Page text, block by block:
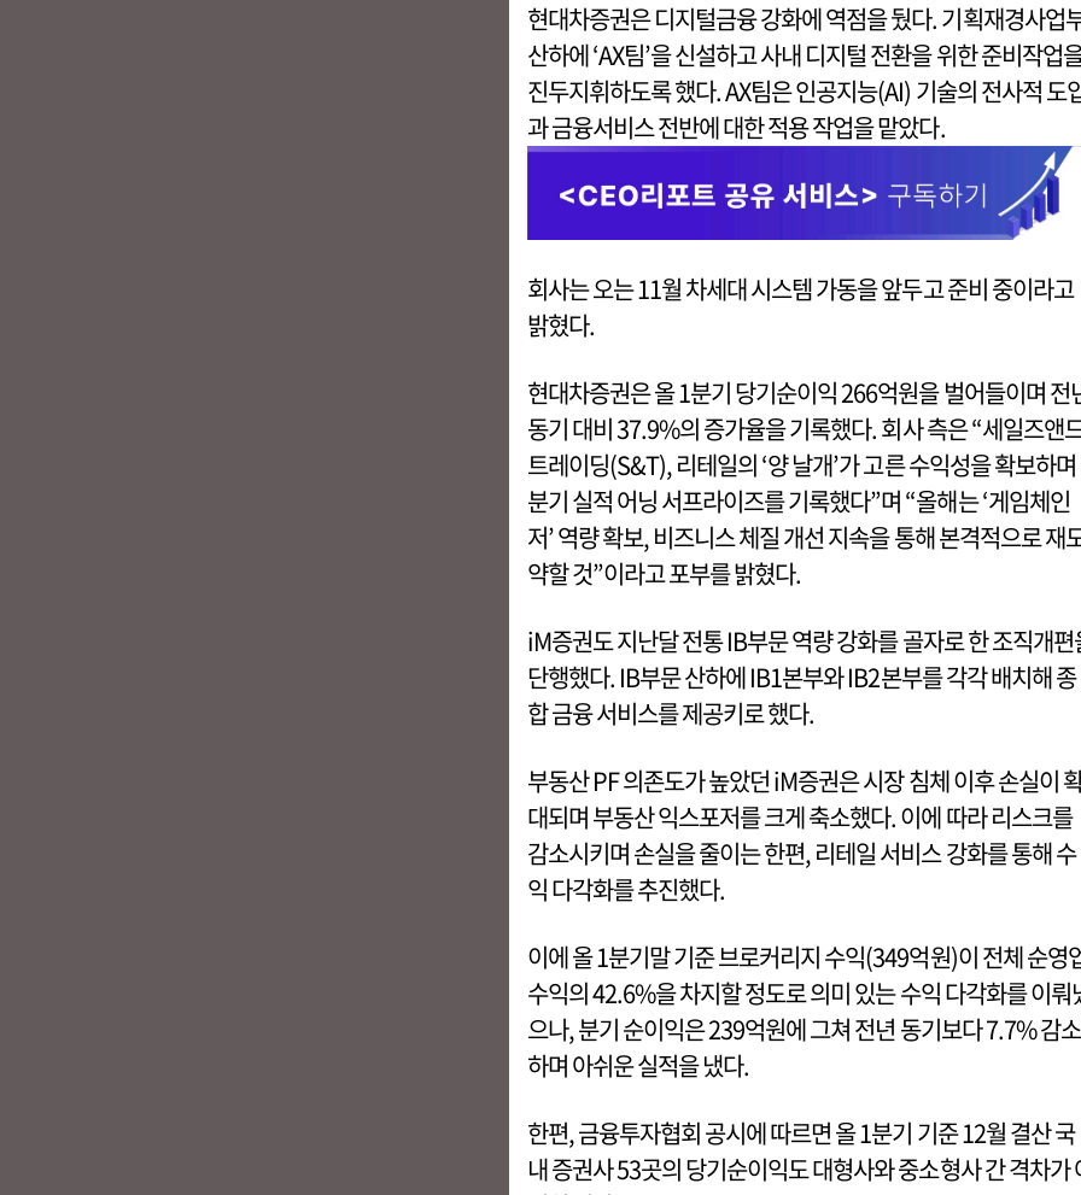
현대차증권은 디지털금융 강화에 역점을 뒀다. 기획재경사업
산하에 ‘AX팀’을 신설하고 사내 디지털 전환을 위한 준비작업
진두지휘하도록 했다. AX팀은 인공지능(AI) 기술의 전사적 도
과 금융서비스 전반에 대한 적용 작업을 맡았다.
회사는 오는 11월 차세대 시스템 가동을 앞두고 준비 중이라고
밝혔다.
현대차증권은 올 1분기 당기순이익 266억원을 벌어들이며 전
동기 대비 37.9%의 증가율을 기록했다. 회사 측은 “세일즈앤
트레이딩(S&T), 리테일의 ‘양 날개’가 고른 수익성을 확보하
분기 실적 어닝 서프라이즈를 기록했다”며 “올해는 ‘게임체인
저’ 역량 확보, 비즈니스 체질 개선 지속을 통해 본격적으로 재
약할 것”이라고 포부를 밝혔다.
iM증권도 지난달 전통 IB부문 역량 강화를 골자로 한 조직개편
단행했다. IB부문 산하에 IB1본부와 IB2본부를 각각 배치해 종
합 금융 서비스를 제공키로 했다.
부동산 PF 의존도가 높았던 iM증권은 시장 침체 이후 손실이
대되며 부동산 익스포저를 크게 축소했다. 이에 따라 리스크를
감소시키며 손실을 줄이는 한편, 리테일 서비스 강화를 통해 수
익 다각화를 추진했다.
이에 올 1분기말 기준 브로커리지 수익(349억원)이 전체 순영
수익의 42.6%을 차지할 정도로 의미 있는 수익 다각화를 이뤄
으나, 분기 순이익은 239억원에 그쳐 전년 동기보다 7.7% 감소
하며 아쉬운 실적을 냈다.
한편, 금융투자협회 공시에 따르면 올 1분기 기준 12월 결산 국
내 증권사 53곳의 당기순이익도 대형사와 중소형사 간 격차가